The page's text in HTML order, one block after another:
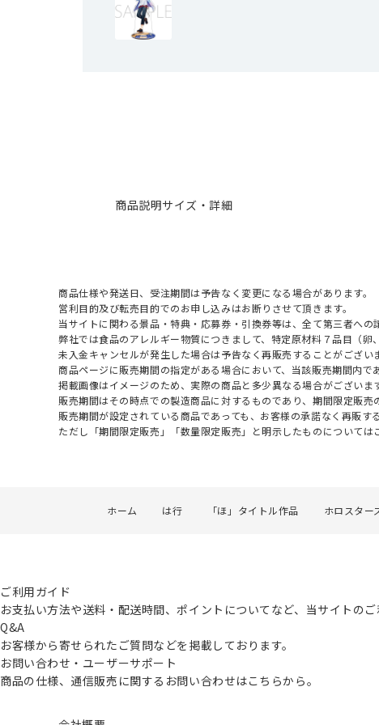
商品説明サイズ・詳細
商品仕様や発送日、受注期間は予告なく変更になる場合があります。
営利目的及び転売目的でのお申し込みはお断りさせて頂きます。
当サイトに関わる景品・特典・応募券・引換券等は、全て第三者への
弊社では食品のアレルギー物質につきまして、特定原材料７品目（
未入金キャンセルが発生した場合は予告なく再販売することがござい
商品ページに販売期間の指定がある場合において、当該販売期間内で
掲載画像はイメージのため、実際の商品と多少異なる場合がございます
販売期間はその時点での製造商品に対するものであり、期間限定販売
販売期間が設定されている商品であっても、お客様の承諾なく再販す
ただし「期間限定販売」「数量限定販売」と明示したものについては
ホーム は行 「ほ」タイトル作品 ホロスター
ご利用ガイド
お支払い方法や送料・配送時間、ポイントについてなど、当サイトの
Q&A
お客様から寄せられたご質問などを掲載しております。
お問い合わせ・ユーザーサポート
商品の仕様、通信販売に関するお問い合わせはこちらから。